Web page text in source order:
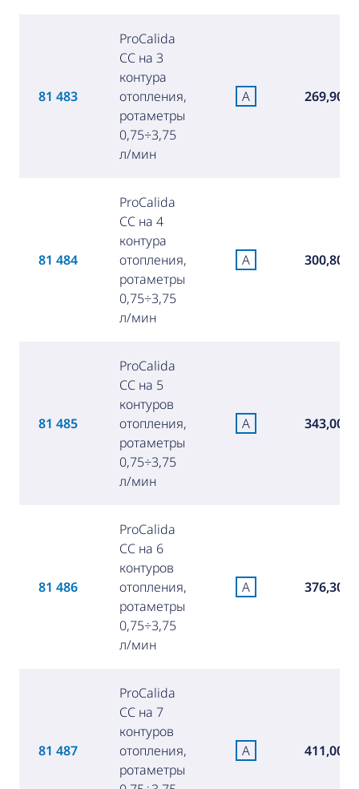
81 483
ProCalida
CC на 3
контура
отопления,
ротаметры
0,75÷3,75
л/мин
A 269,90 €
81 484
ProCalida
CC на 4
контура
отопления,
ротаметры
0,75÷3,75
л/мин
A 300,80 €
81 485
ProCalida
CC на 5
контуров
отопления,
ротаметры
0,75÷3,75
л/мин
A 343,00 €
81 486
ProCalida
CC на 6
контуров
отопления,
ротаметры
0,75÷3,75
л/мин
A 376,30 €
81 487
ProCalida
CC на 7
контуров
отопления,
ротаметры
A 411,00 €